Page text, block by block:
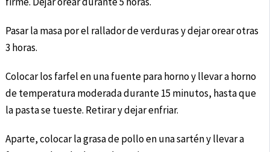
Pasar la masa por el rallador de verduras y dejar orear otras
3 horas.
Colocar los farfel en una fuente para horno y llevar a horno
de temperatura moderada durante 15 minutos, hasta que
la pasta se tueste. Retirar y dejar enfriar.
Aparte, colocar la grasa de pollo en una sartén y llevar a